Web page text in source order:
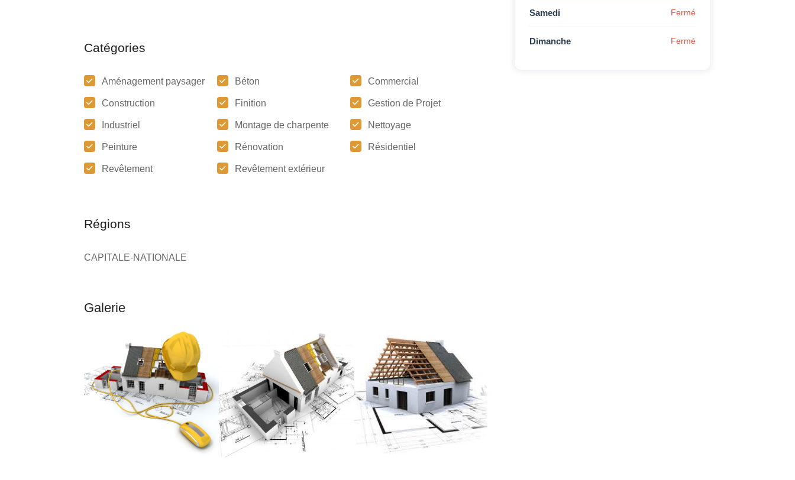
Catégories
Aménagement paysager Béton Commercial
Construction Finition Gestion de Projet
Industriel Montage de charpente Nettoyage
Peinture Rénovation Résidentiel
Revêtement Revêtement extérieur
Régions
CAPITALE-NATIONALE
Samedi Fermé
Dimanche Fermé